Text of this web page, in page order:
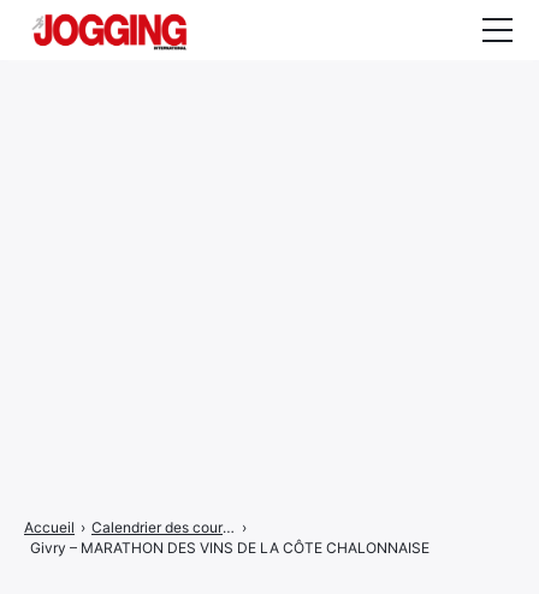
Accueil › Calendrier des courses ›
Givry – MARATHON DES VINS DE LA CÔTE CHALONNAISE